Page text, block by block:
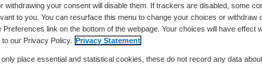
14 februari 2013,09:27 118 keer gelezen
withdrawing your consent will disable them. If trackers are disabled, some
to you. You can resurface this menu to change your choices or withdraw
link on the bottom of the webpage. Your choices will have effect
our Privacy Policy. Privacy Statement
place essential and statistical cookies, these do not record any data